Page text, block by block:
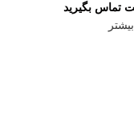
تماس بگیرید